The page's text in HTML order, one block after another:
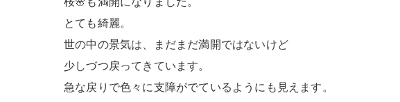
とても綺麗。
世の中の景気は、まだまだ満開ではないけど
少しづつ戻ってきています。
急な戻りで色々に支障がでているようにも見えます。